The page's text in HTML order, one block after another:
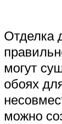
Отделка
могут
обоях
можно